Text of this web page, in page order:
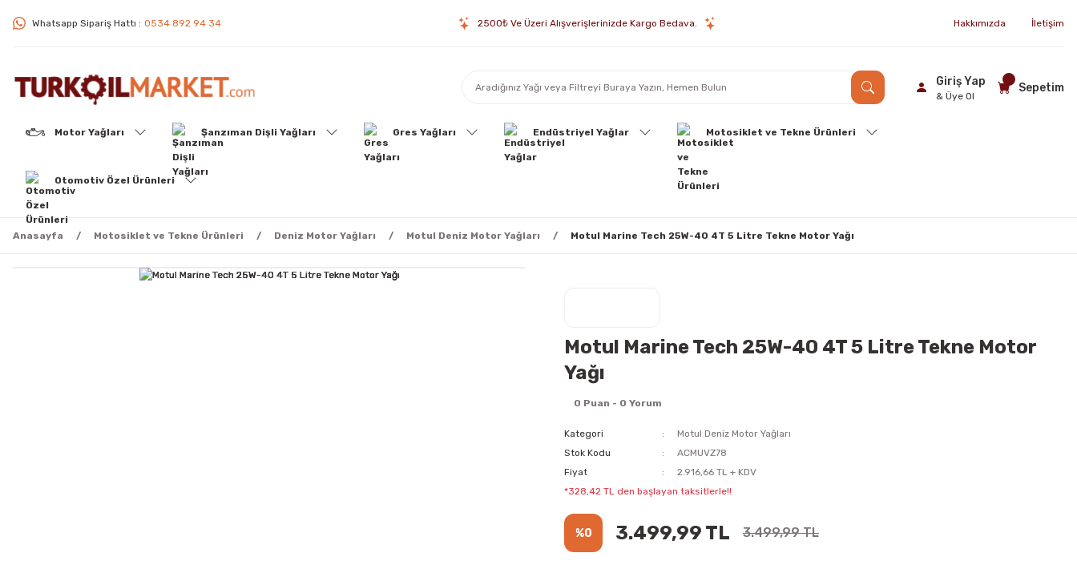
Whatsapp Sipariş Hattı : 0534 892 94 34 2500₺ Ve Üzeri Alışverişlerinizde Kargo Bedava. Hakkımızda İletişim
Giriş Yap
& Üye Ol
Sepetim
Motor Yağları Şanzıman Dişli Yağları Gres Yağları Endüstriyel Yağlar Motosiklet ve Tekne Ürünleri
Otomotiv Özel Ürünleri
Anasayfa Motosiklet ve Tekne Ürünleri Deniz Motor Yağları Motul Deniz Motor Yağları Motul Marine Tech 25W-40 4T 5 Litre Tekne Motor Yağı
Motul Marine Tech 25W-40 4T 5 Litre Tekne Motor
Yağı
0 Puan - 0 Yorum
Kategori
Motul Deniz Motor Yağları
Stok Kodu
ACMUVZ78
Fiyat
2.916,66 TL + KDV
*328,42 TL den başlayan taksitlerle!!
%0 3.499,99 TL 3.499,99 TL